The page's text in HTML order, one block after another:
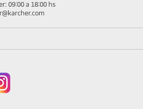
09:00 a 18:00 hs